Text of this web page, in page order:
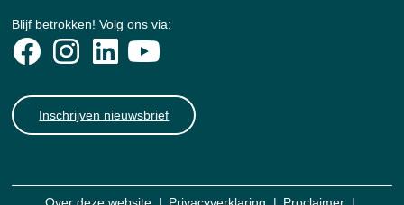
Blijf betrokken! Volg ons via:
Inschrijven nieuwsbrief